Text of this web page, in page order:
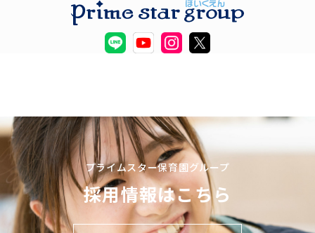
プライムスター保育園グループ
採用情報はこちら